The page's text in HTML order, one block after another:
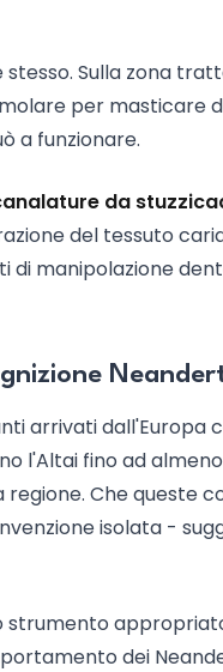
Sulla zona
per masticare
a funzionare.
da
del tessuto
manipolazione
arrivati dall'Europa
l'Altai fino ad
Che queste
isolata -
strumento
dei